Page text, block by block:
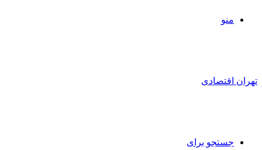
منو
تهران اقتصادی
جستجو برای